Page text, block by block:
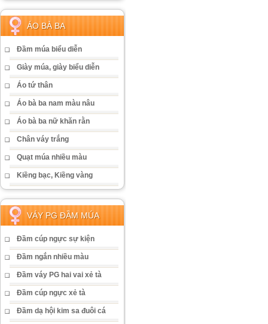
ÁO BÀ BA
Đầm múa biểu diễn
Giày múa, giày biểu diễn
Áo tứ thân
Áo bà ba nam màu nâu
Áo bà ba nữ khăn rằn
Chân váy trắng
Quạt múa nhiều màu
Kiềng bạc, Kiềng vàng
VÁY PG ĐẦM MÚA
Đầm cúp ngực sự kiện
Đầm ngắn nhiều màu
Đầm váy PG hai vai xẻ tà
Đầm cúp ngực xẻ tà
Đầm dạ hội kim sa đuôi cá